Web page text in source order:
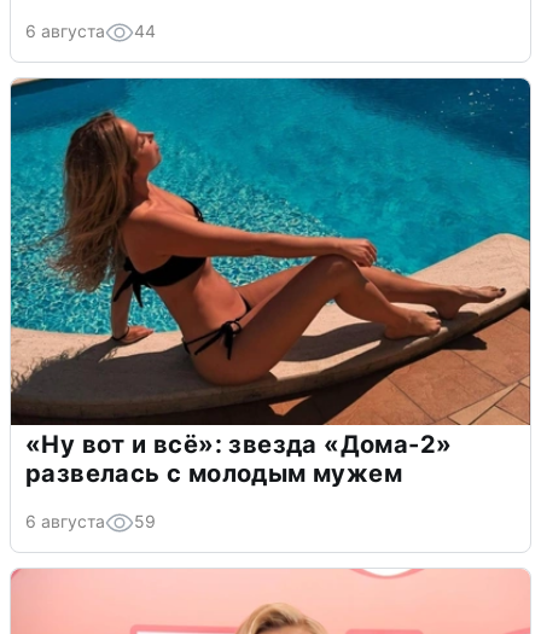
6 августа 44
«Ну вот и всё»: звезда «Дома-2»
развелась с молодым мужем
6 августа 59